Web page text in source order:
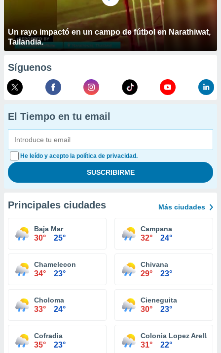
Un rayo impactó en un campo de fútbol en Narathiwat,
Tailandia.
Síguenos
El Tiempo en tu email
He leído y acepto la política de privacidad.
Principales ciudades Más ciudades
Baja Mar
30° 25°
Campana
32° 24°
Chamelecon
34° 23°
Chivana
29° 23°
Choloma
33° 24°
Cieneguita
30° 23°
Cofradia
35° 23°
Colonia Lopez Arellano
31° 22°